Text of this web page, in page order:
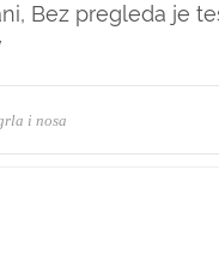
Bez pregleda je
i nosa